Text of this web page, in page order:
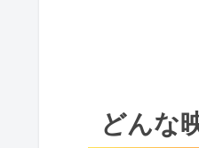
同日公
どんな